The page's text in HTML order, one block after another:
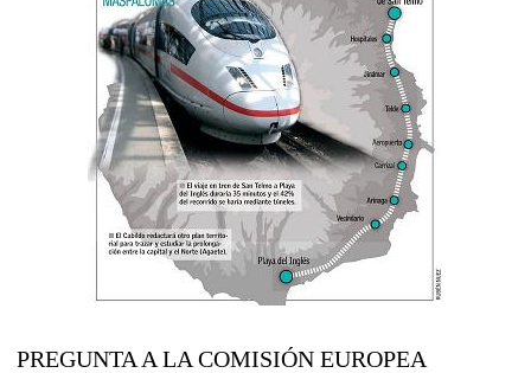
PREGUNTA A LA COMISIÓN EUROPEA